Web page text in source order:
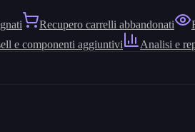
Recupero carrelli abbandonati
e componenti aggiuntivi Analisi e